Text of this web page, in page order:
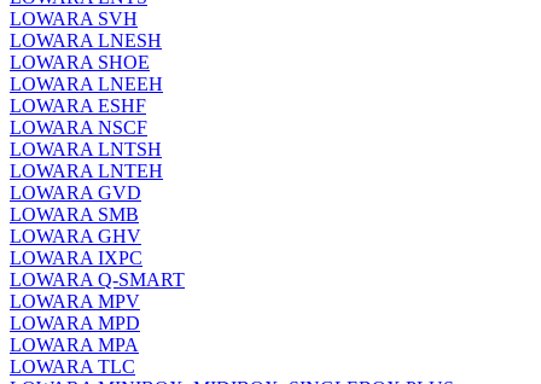
LOWARA SVH
LOWARA LNESH
LOWARA SHOE
LOWARA LNEEH
LOWARA ESHF
LOWARA NSCF
LOWARA LNTSH
LOWARA LNTEH
LOWARA GVD
LOWARA SMB
LOWARA GHV
LOWARA IXPС
LOWARA Q-SMART
LOWARA MPV
LOWARA MPD
LOWARA MPA
LOWARA TLC